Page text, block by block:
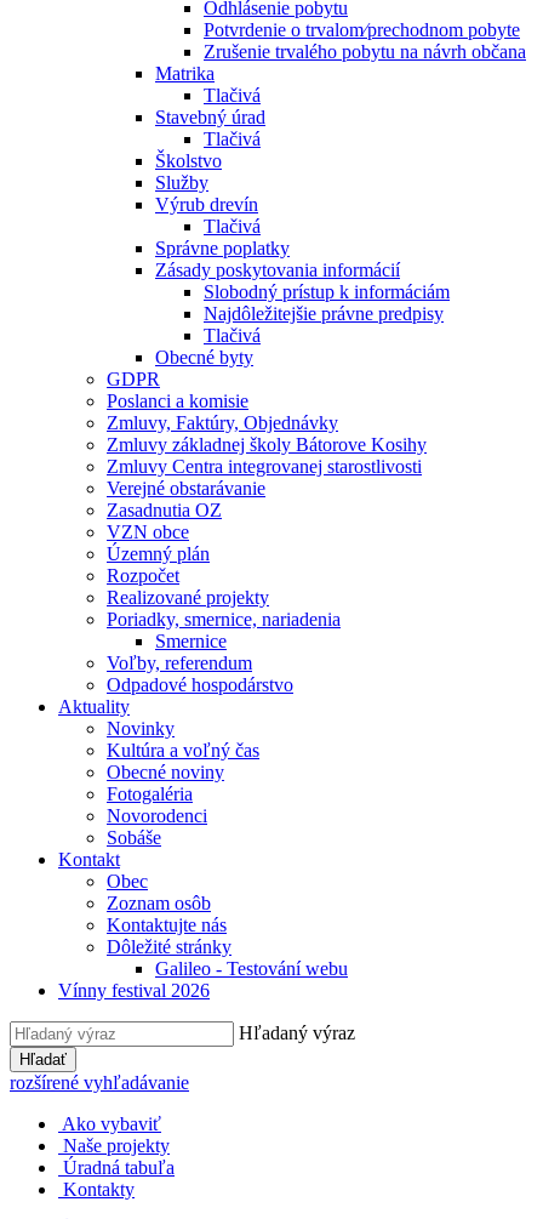
Odhlásenie pobytu
Potvrdenie o trvalom⁄prechodnom pobyte
Zrušenie trvalého pobytu na návrh občana
Matrika
Tlačivá
Stavebný úrad
Tlačivá
Školstvo
Služby
Výrub drevín
Tlačivá
Správne poplatky
Zásady poskytovania informácií
Slobodný prístup k informáciám
Najdôležitejšie právne predpisy
Tlačivá
Obecné byty
GDPR
Poslanci a komisie
Zmluvy, Faktúry, Objednávky
Zmluvy základnej školy Bátorove Kosihy
Zmluvy Centra integrovanej starostlivosti
Verejné obstarávanie
Zasadnutia OZ
VZN obce
Územný plán
Rozpočet
Realizované projekty
Poriadky, smernice, nariadenia
Smernice
Voľby, referendum
Odpadové hospodárstvo
Aktuality
Novinky
Kultúra a voľný čas
Obecné noviny
Fotogaléria
Novorodenci
Sobáše
Kontakt
Obec
Zoznam osôb
Kontaktujte nás
Dôležité stránky
Galileo - Testování webu
Vínny festival 2026
Hľadaný výraz
Hľadať
rozšírené vyhľadávanie
Ako vybaviť
Naše projekty
Úradná tabuľa
Kontakty